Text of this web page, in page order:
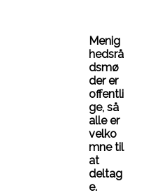
Menig
hedsrå
dsmø
der er
offentli
ge, så
alle er
velko
mne til
at
deltag
e.